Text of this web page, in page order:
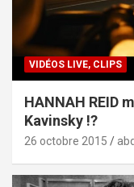
VIDÉOS LIVE, CLIPS
HANNAH REID
Kavinsky !?
26 octobre 2015